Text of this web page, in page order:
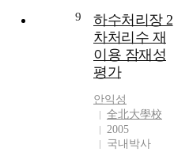
social norms and
requirements (i.e.,
"social reuse
equilibrium"). I
concluded that an
important way to
improve the
environment for
reuse was to assist
research aims to
address technical,
regulatory, and
social gaps in
sustainable urban
wastewater
and greywater
policy through
research and
9
하수처리장 2
차처리수 재
이용 잠재성
평가
안익성
全北大學校
2005
국내박사